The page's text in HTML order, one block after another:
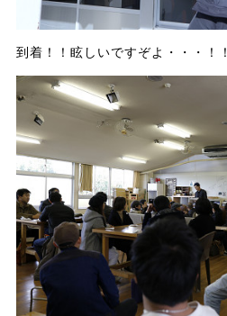
到着！！眩しいですぞよ・・・！！